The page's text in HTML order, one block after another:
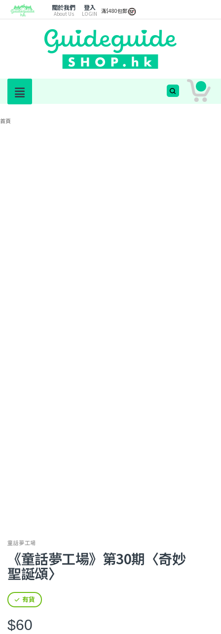
關於我們
About Us
登入
LOGIN 滿$480包郵
首頁
童話夢工場
《童話夢工場》第30期〈奇妙
聖誕頌〉
有貨
$60